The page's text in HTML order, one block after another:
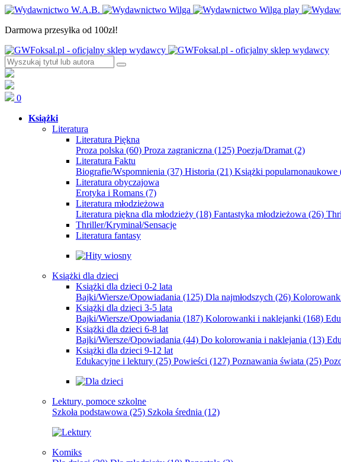
Darmowa przesyłka od 100zł!
0
Książki
Literatura
Literatura Piękna
Proza polska (60) Proza zagraniczna (125) Poezja/Dramat (2)
Literatura Faktu
Biografie/Wspomnienia (37) Historia (21) Książki popularnonaukowe
Literatura obyczajowa
Erotyka i Romans (7)
Literatura młodzieżowa
Literatura piękna dla młodzieży (18) Fantastyka młodzieżowa (26)
Thriller/Kryminał/Sensacje
Literatura fantasy
Książki dla dzieci
Książki dla dzieci 0-2 lata
Bajki/Wiersze/Opowiadania (125) Dla najmłodszych (26)
Książki dla dzieci 3-5 lata
Bajki/Wiersze/Opowiadania (187) Kolorowanki i naklejanki (168)
Książki dla dzieci 6-8 lat
Bajki/Wiersze/Opowiadania (44) Do kolorowania i naklejania (13)
Książki dla dzieci 9-12 lat
Edukacyjne i lektury (25) Powieści (127) Poznawania świata (25)
Lektury, pomoce szkolne
Szkoła podstawowa (25) Szkoła średnia (12)
Komiks